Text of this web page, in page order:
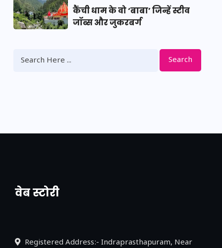
कैंची धाम के वो ‘बाबा’ जिन्हें स्टीव
जॉब्स और जुकरबर्ग
Search
वेब स्टोरी
नया एक्सप्रेसवे: पूर्वांचल का लक, डेवलपमेंट का
Registered Address:- Indraprasthapuram, Near